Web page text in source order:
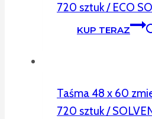
720 sztuk / ECO
KUP TERAZ
Taśma 48 x 60
720 sztuk /